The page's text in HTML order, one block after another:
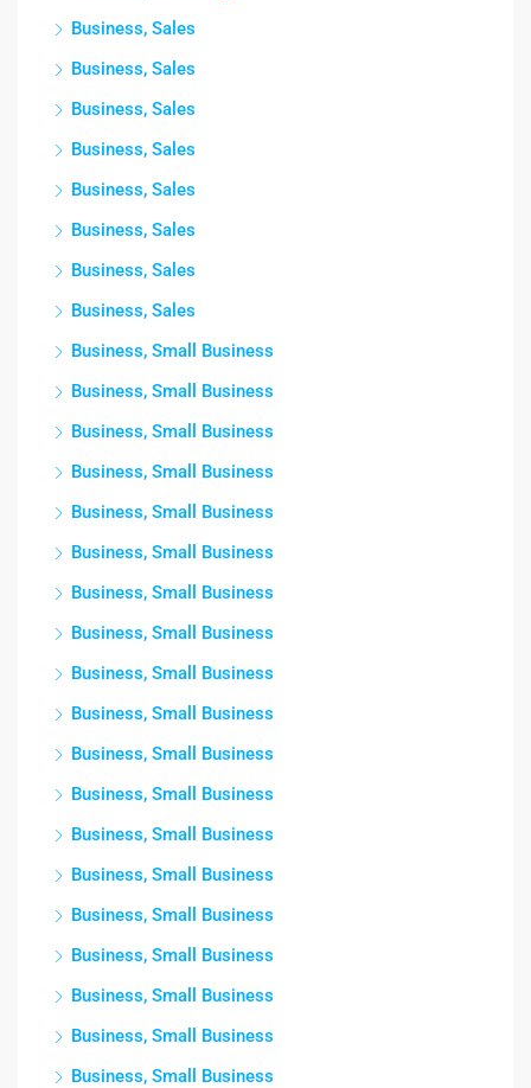
Business, Sales
Business, Sales
Business, Sales
Business, Sales
Business, Sales
Business, Sales
Business, Sales
Business, Sales
Business, Small Business
Business, Small Business
Business, Small Business
Business, Small Business
Business, Small Business
Business, Small Business
Business, Small Business
Business, Small Business
Business, Small Business
Business, Small Business
Business, Small Business
Business, Small Business
Business, Small Business
Business, Small Business
Business, Small Business
Business, Small Business
Business, Small Business
Business, Small Business
Business, Small Business